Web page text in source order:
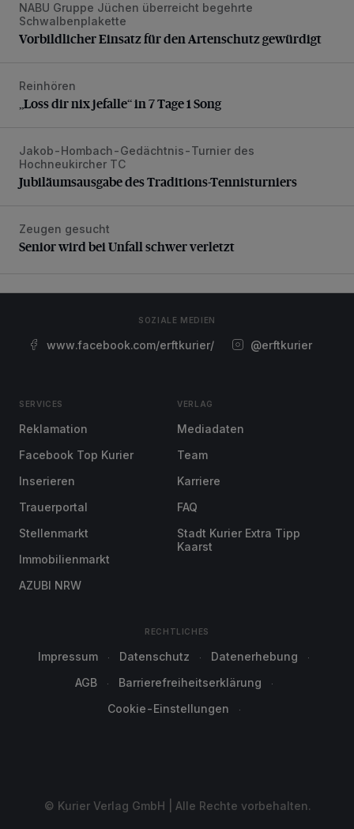
Vorbildlicher Einsatz für den Artenschutz gewürdigt
NABU Gruppe Jüchen überreicht begehrte
Schwalbenplakette
Vorbildlicher Einsatz für den Artenschutz gewürdigt
„Loss dir nix jefalle“ in 7 Tage 1 Song
Reinhören
„Loss dir nix jefalle“ in 7 Tage 1 Song
Jubiläumsausgabe des Traditions-Tennisturniers
Jakob-Hombach-Gedächtnis-Turnier des
Hochneukircher TC
Jubiläumsausgabe des Traditions-Tennisturniers
Senior wird bei Unfall schwer verletzt
Zeugen gesucht
Senior wird bei Unfall schwer verletzt
SOZIALE MEDIEN
www.facebook.com/erftkurier/ @erftkurier
SERVICES
Reklamation
Facebook Top Kurier
Inserieren
Trauerportal
Stellenmarkt
Immobilienmarkt
AZUBI NRW
VERLAG
Mediadaten
Team
Karriere
FAQ
Stadt Kurier Extra Tipp
Kaarst
RECHTLICHES
Impressum Datenschutz
Datenerhebung
AGB
Barrierefreiheitserklärung
Cookie-Einstellungen
© Kurier Verlag GmbH | Alle Rechte vorbehalten.